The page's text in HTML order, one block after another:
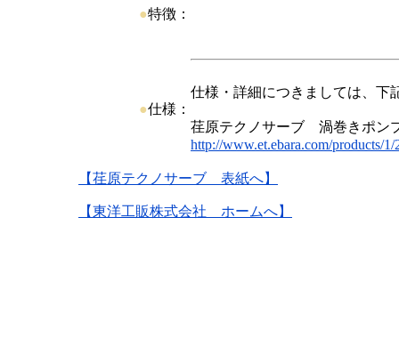
●特徴：
●仕様：
仕様・詳細につきましては、下
荏原テクノサーブ 渦巻きポン
http://www.et.ebara.com/products/1/
【荏原テクノサーブ 表紙へ】
【東洋工販株式会社 ホームへ】